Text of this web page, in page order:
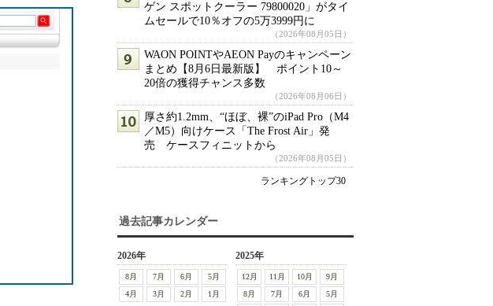
ゲン スポットクーラー 79800020」がタイ
ムセールで10％オフの5万3999円に
（2026年08月05日）
WAON POINTやAEON Payのキャンペーン
まとめ【8月6日最新版】 ポイント10～
20倍の獲得チャンス多数
（2026年08月06日）
厚さ約1.2mm、“ほぼ、裸”のiPad Pro（M4
／M5）向けケース「The Frost Air」発
売 ケースフィニットから
（2026年08月05日）
ランキングトップ30
過去記事カレンダー
2026年
8月 7月 6月
5月
4月
3月 2月 1月
2025年
12月 11月 10月
9月
8月
7月 6月
5月